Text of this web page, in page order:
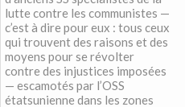
lutte contre les communistes —
c’est à dire pour eux : tous ceux
qui trouvent des raisons et des
moyens pour se révolter
contre des injustices imposées
— escamotés par l’OSS
étatsunienne dans les zones